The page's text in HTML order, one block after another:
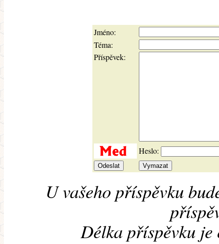
Jméno:
Téma:
Příspěvek:
Heslo:
U vašeho příspěvku
Délka příspěvku je